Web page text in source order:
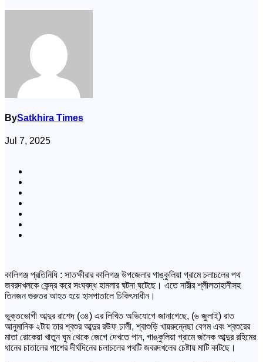
BySatkhira Times
Jul 7, 2025
কালিগঞ্জ প্রতিনিধি : সাতক্ষীরার কালিগঞ্জ উপজেলার গাঙ্কুলিয়া গ্রামে চলাচলের পথ
জবরদখলকে কেন্দ্র করে সংঘবদ্ধ হামলার ঘটনা ঘটেছে। এতে নারীর শ্লীলতাহানীসহ
তিনজন গুরুতর আহত হয়ে হাসপাতালে চিকিৎসাধীন।
ভুক্তভোগী আব্দুর রাশেদ (৩৪) এর লিখিত অভিযোগে জানাগেছে, (৬ জুলাই) রাত
আনুমানিক ২টায় তার শ্বশুর আব্দুর রউফ ঢালী, শ্বাশুড়ি খায়রুন্নেছা বেগম এবং শ্বশুরের
মাতা রোকেয়া খাতুন ঘুম থেকে জেগে দেখতে পান, গাঙ্কুলিয়া গ্রামে জনৈক আব্দুর রহিমের
ধানের চাতালের পাশের দীর্ঘদিনের চলাচলের পথটি জবরদখলের চেষ্টায় মাটি কাটছে।